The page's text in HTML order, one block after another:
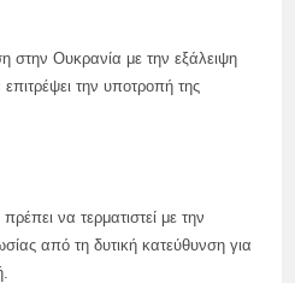
στην Ουκρανία με την εξάλειψη
την υποτροπή της
να τερματιστεί με την
από τη δυτική κατεύθυνση για